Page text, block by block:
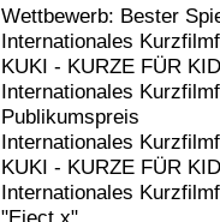
Wettbewerb: Bester
Internationales
KUKI - KURZE FÜR
Internationales
Publikumspreis
Internationales
KUKI - KURZE FÜR
Internationales
"Eject x"